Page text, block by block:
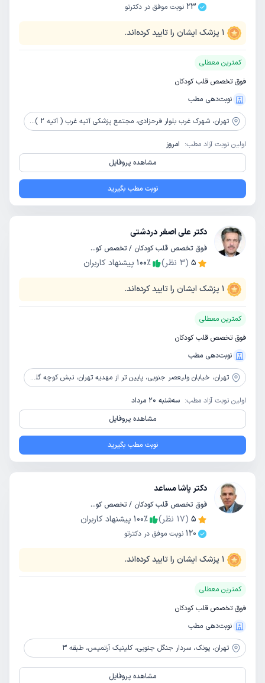
23 نوبت موفق در دکترتو
1 پزشک ایشان را تایید کرده‌اند.
کمترین معطلی
فوق تخصص قلب کودکان
نوبت‌دهی مطب
تهران، شهرک غرب بلوار فرحزادی، مجتمع پزشکی آتیه غرب ( آتیه 2 ) طبقه 18، مطب B7
اولین نوبت آزاد مطب: امروز
مشاهده پروفایل
نوبت مطب بگیرید
دکتر علی اصغر دردشتی
فوق تخصص قلب کودکان / تخصص کودکان و اطفال
5
(
3 نظر) 100٪ پیشنهاد کاربران
1 پزشک ایشان را تایید کرده‌اند.
کمترین معطلی
فوق تخصص قلب کودکان
نوبت‌دهی مطب
تهران، خیابان ولیعصر جنوبی، پایین تر از مهدیه تهران، نبش کوچه گلپایگانی، پلاک 302، طبقه همکف
اولین نوبت آزاد مطب: سه‌شنبه 20 مرداد
مشاهده پروفایل
نوبت مطب بگیرید
دکتر پاشا مساعد
فوق تخصص قلب کودکان / تخصص کودکان و اطفال
5
(
17 نظر) 100٪
پیشنهاد کاربران
120 نوبت موفق در دکترتو
1 پزشک ایشان را تایید کرده‌اند.
کمترین معطلی
فوق تخصص قلب کودکان
نوبت‌دهی مطب
تهران، پونک، سردار جنگل جنوبی، کلینیک آرتمیس، طبقه 3
مشاهده پروفایل